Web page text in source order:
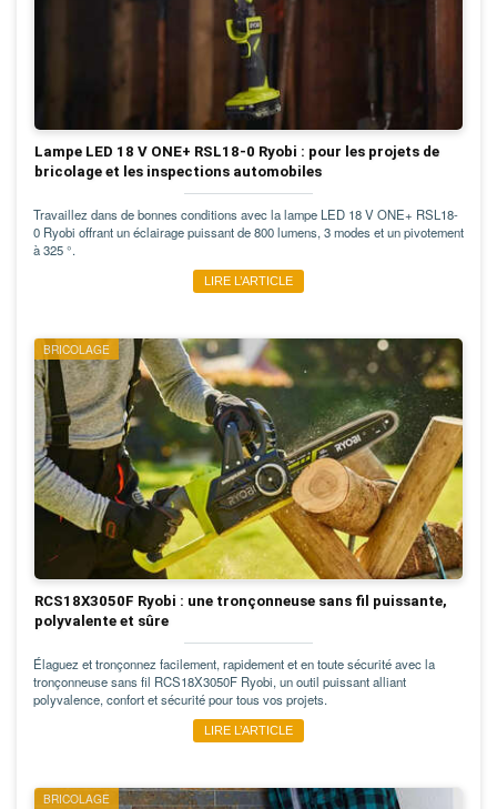
Lampe LED 18 V ONE+ RSL18-0 Ryobi : pour les projets de
bricolage et les inspections automobiles
Travaillez dans de bonnes conditions avec la lampe LED 18 V ONE+ RSL18-
0 Ryobi offrant un éclairage puissant de 800 lumens, 3 modes et un pivotement
à 325 °.
LIRE L’ARTICLE
BRICOLAGE
RCS18X3050F Ryobi : une tronçonneuse sans fil puissante,
polyvalente et sûre
Élaguez et tronçonnez facilement, rapidement et en toute sécurité avec la
tronçonneuse sans fil RCS18X3050F Ryobi, un outil puissant alliant
polyvalence, confort et sécurité pour tous vos projets.
LIRE L’ARTICLE
BRICOLAGE